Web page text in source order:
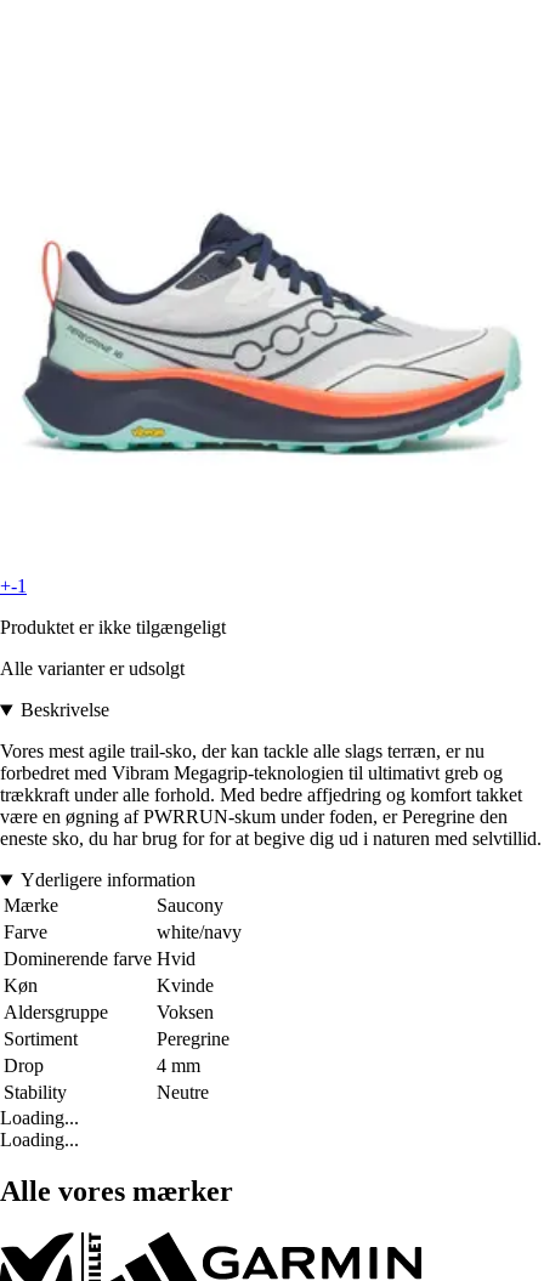
+-1
Produktet er ikke tilgængeligt
Alle varianter er udsolgt
Beskrivelse
Vores mest agile trail-sko, der kan tackle alle slags terræn, er nu
forbedret med Vibram Megagrip-teknologien til ultimativt greb og
trækkraft under alle forhold. Med bedre affjedring og komfort takket
være en øgning af PWRRUN-skum under foden, er Peregrine den
eneste sko, du har brug for for at begive dig ud i naturen med selvtillid.
Yderligere information
Mærke
Saucony
Farve
white/navy
Dominerende farve Hvid
Køn
Kvinde
Aldersgruppe
Voksen
Sortiment
Peregrine
Drop
4 mm
Stability
Neutre
Loading...
Loading...
Alle vores mærker